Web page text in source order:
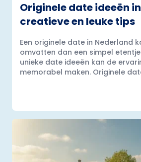
Originele date ideeën
creatieve en leuke tips
Een originele date in Nederland
omvatten dan een simpel
unieke date ideeën kan de
memorabel maken. Originele